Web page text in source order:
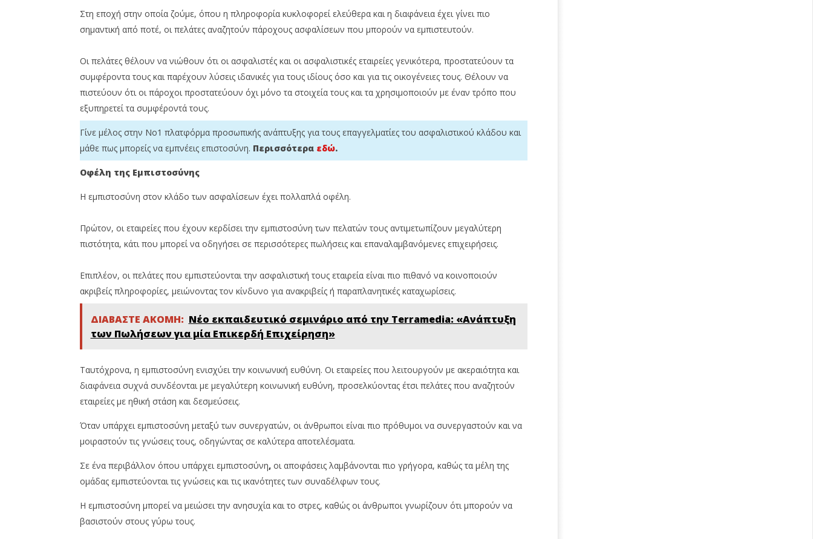
2023
Cyprus
Insurance
Οκτωβρίου,
2023
Cyprus
Team
2023
Cyprus
Insurance
Στη εποχή στην οποία ζούμε, όπου η πληροφορία κυκλοφορεί ελεύθερα και η διαφάνεια έχει γίνει πιο
σημαντική από ποτέ, οι πελάτες αναζητούν πάροχους ασφαλίσεων που μπορούν να εμπιστευτούν.
Οι πελάτες θέλουν να νιώθουν ότι οι ασφαλιστές και οι ασφαλιστικές εταιρείες γενικότερα, προστατεύουν τα
συμφέροντα τους και παρέχουν λύσεις ιδανικές για τους ιδίους όσο και για τις οικογένειες τους. Θέλουν να
πιστεύουν ότι οι πάροχοι προστατεύουν όχι μόνο τα στοιχεία τους και τα χρησιμοποιούν με έναν τρόπο που
εξυπηρετεί τα συμφέροντά τους.
Γίνε μέλος στην Νο1 πλατφόρμα προσωπικής ανάπτυξης για τους επαγγελματίες του ασφαλιστικού κλάδου και
μάθε πως μπορείς να εμπνέεις επιστοσύνη. Περισσότερα εδώ.
Οφέλη της Εμπιστοσύνης
Η εμπιστοσύνη στον κλάδο των ασφαλίσεων έχει πολλαπλά οφέλη.
Πρώτον, οι εταιρείες που έχουν κερδίσει την εμπιστοσύνη των πελατών τους αντιμετωπίζουν μεγαλύτερη
πιστότητα, κάτι που μπορεί να οδηγήσει σε περισσότερες πωλήσεις και επαναλαμβανόμενες επιχειρήσεις.
Επιπλέον, οι πελάτες που εμπιστεύονται την ασφαλιστική τους εταιρεία είναι πιο πιθανό να κοινοποιούν
ακριβείς πληροφορίες, μειώνοντας τον κίνδυνο για ανακριβείς ή παραπλανητικές καταχωρίσεις.
ΔΙΑΒΑΣΤΕ ΑΚΟΜΗ: Νέο εκπαιδευτικό σεμινάριο από την Terramedia: «Ανάπτυξη
των Πωλήσεων για μία Επικερδή Επιχείρηση»
Ταυτόχρονα, η εμπιστοσύνη ενισχύει την κοινωνική ευθύνη. Οι εταιρείες που λειτουργούν με ακεραιότητα και
διαφάνεια συχνά συνδέονται με μεγαλύτερη κοινωνική ευθύνη, προσελκύοντας έτσι πελάτες που αναζητούν
εταιρείες με ηθική στάση και δεσμεύσεις.
Όταν υπάρχει εμπιστοσύνη μεταξύ των συνεργατών, οι άνθρωποι είναι πιο πρόθυμοι να συνεργαστούν και να
μοιραστούν τις γνώσεις τους, οδηγώντας σε καλύτερα αποτελέσματα.
Σε ένα περιβάλλον όπου υπάρχει εμπιστοσύνη, οι αποφάσεις λαμβάνονται πιο γρήγορα, καθώς τα μέλη της
ομάδας εμπιστεύονται τις γνώσεις και τις ικανότητες των συναδέλφων τους.
Η εμπιστοσύνη μπορεί να μειώσει την ανησυχία και το στρες, καθώς οι άνθρωποι γνωρίζουν ότι μπορούν να
βασιστούν στους γύρω τους.